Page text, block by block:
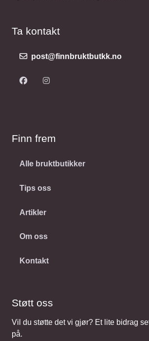
Ta kontakt
post@finnbruktbutkk.no
Finn frem
Alle bruktbutikker
Tips oss
Artikler
Om oss
Kontakt
Støtt oss
Vil du støtte det vi gjør? Et lite bidrag
på.